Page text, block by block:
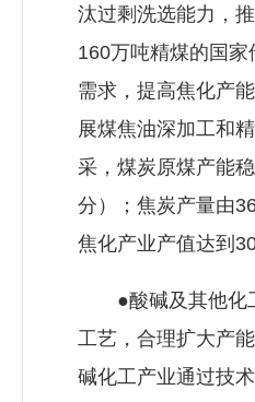
汰过剩洗选能力，
160万吨精煤的国
需求，提高焦化产
展煤焦油深加工和
采，煤炭原煤产能
分）；焦炭产量由
焦化产业产值达到
●酸碱及其他化工
工艺，合理扩大产
碱化工产业通过技